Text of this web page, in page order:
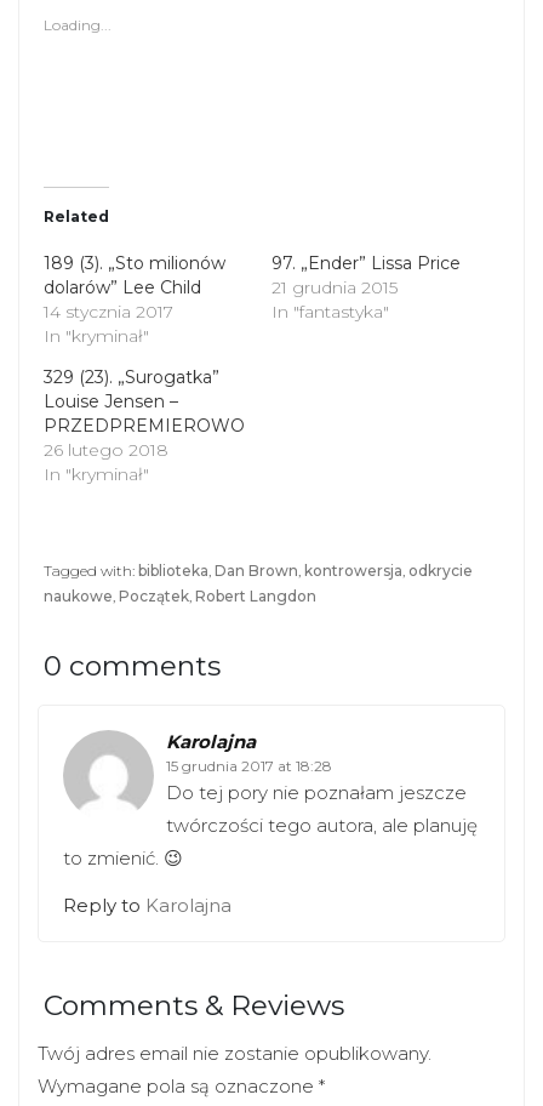
s
h
t
t
e
(
O
p
n
s
i
n
n
e
w
w
i
n
k
(
O
p
e
n
n
n
e
w
w
i
Loading...
Related
189 (3). „Sto milionów
dolarów” Lee Child
14 stycznia 2017
In "kryminał"
97. „Ender” Lissa Price
21 grudnia 2015
In "fantastyka"
329 (23). „Surogatka”
Louise Jensen –
PRZEDPREMIEROWO
26 lutego 2018
In "kryminał"
Tagged with: biblioteka, Dan Brown, kontrowersja, odkrycie
naukowe, Początek, Robert Langdon
0 comments
Karolajna
15 grudnia 2017 at 18:28
Do tej pory nie poznałam jeszcze
twórczości tego autora, ale planuję
to zmienić. 😉
Reply to Karolajna
Comments & Reviews
Twój adres email nie zostanie opublikowany.
Wymagane pola są oznaczone *